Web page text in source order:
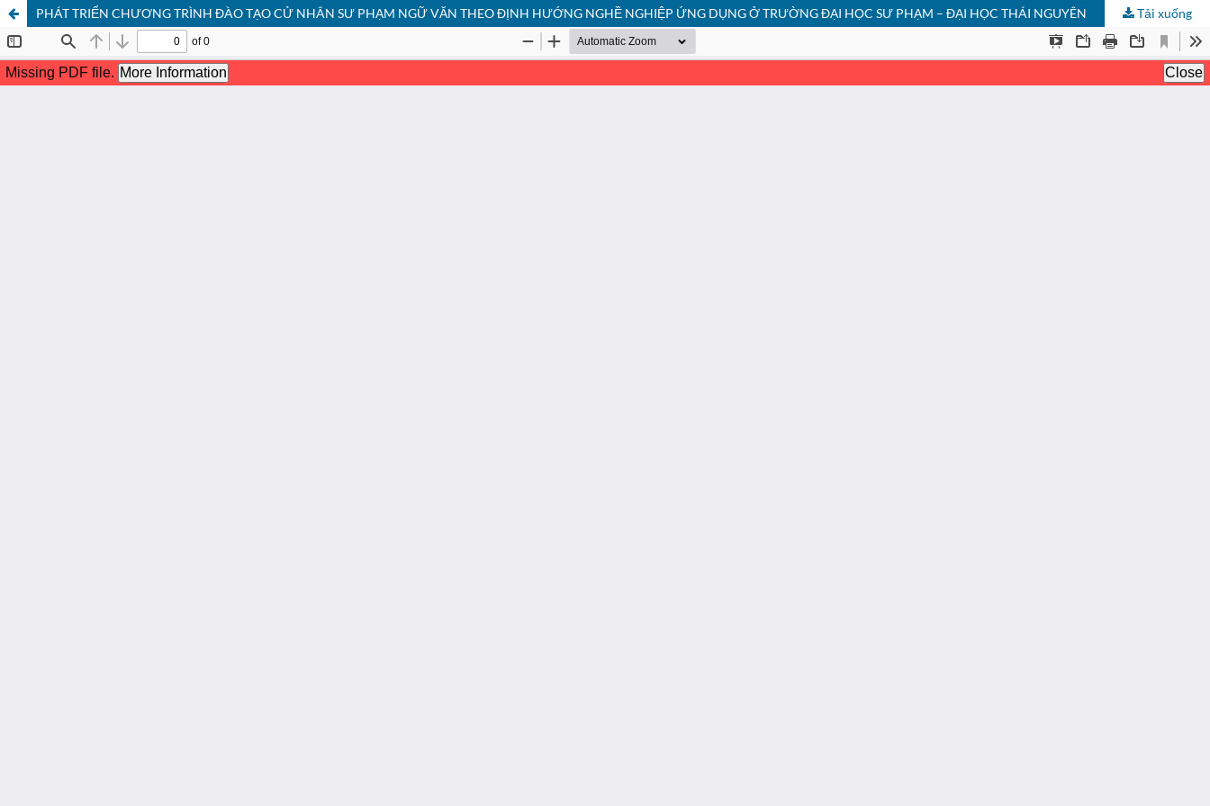
PHÁT TRIỂN CHƯƠNG TRÌNH ĐÀO TẠO CỬ NHÂN SƯ PHẠM NGỮ VĂN THEO ĐỊNH HƯỚNG NGHỀ NGHIỆP ỨNG DỤNG Ở TRƯỜNG ĐẠI HỌC SƯ PHẠM – ĐẠI HỌC THÁI NGUYÊN Tải xuống